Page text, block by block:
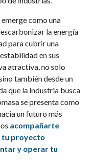
como una
la energía
para cubrir una
en sus
atractiva, no solo
también desde un
que la industria busca
se presenta como
un futuro más
acompañarte
tu proyecto
y operar tu